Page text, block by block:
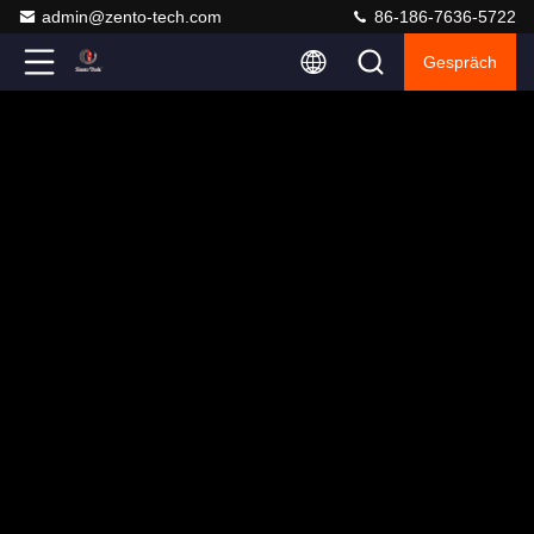
admin@zento-tech.com 86-186-7636-5722
Gespräch